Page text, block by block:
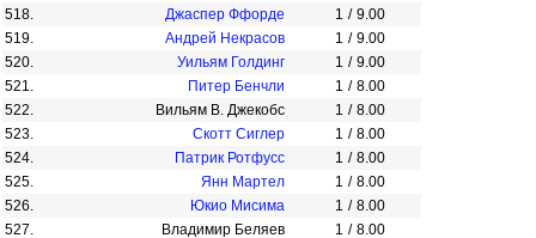
518.
Джаспер Ффорде 1 / 9.00
519.
Андрей Некрасов 1 / 9.00
520.
Уильям Голдинг 1 / 9.00
521.
Питер Бенчли 1 / 8.00
522.
Вильям В. Джекобс 1 / 8.00
523.
Скотт Сиглер 1 / 8.00
524.
Патрик Ротфусс 1 / 8.00
525.
Янн Мартел 1 / 8.00
526.
Юкио Мисима 1 / 8.00
527.
Владимир Беляев 1 / 8.00